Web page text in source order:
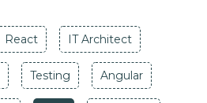
React IT Architect
Testing Angular